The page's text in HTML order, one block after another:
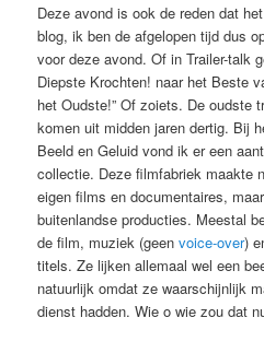
Deze avond is ook de reden dat
blog, ik ben de afgelopen tijd dus
voor deze avond. Of in Trailer-talk
Diepste Krochten! naar het Beste
het Oudste!” Of zoiets. De oudste
komen uit midden jaren dertig. Bij
Beeld en Geluid vond ik er een
collectie. Deze filmfabriek maakte
eigen films en documentaires,
buitenlandse producties. Meestal
de film, muziek (geenvoice-over)
titels. Ze lijken allemaal wel een
natuurlijk omdat ze waarschijnlijk
dienst hadden. Wie o wie zou dat